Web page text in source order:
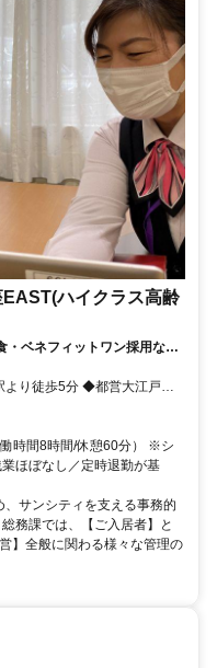
ハイクラス高齢
ベネフィットワン採用など
時間8時間/休憩60分） ※シ
ほぼなし／定時退勤が基
サンシティを支える事務的
務課では、【ご入居者】と
】全般に関わる様々な管理の